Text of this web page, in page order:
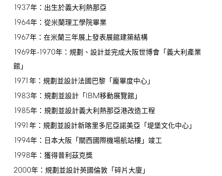
1937年：出生於義大利熱那亞
1964年：從米蘭理工學院畢業
1967年：在米蘭三年展上發表展館建築結構
1969年-1970年：規劃、設計並完成大阪世博會「義大利產業
館」
1971年：規劃並設計法國巴黎「龐畢度中心」
1983年：規劃並設計「 IBM移動展覽館」
1985年：規劃並設計義大利熱那亞港改造工程
1991年：規劃並設計新喀里多尼亞諾美亞「堤堡文化中心」
1994年：日本大阪「關西國際機場航站樓」竣工
1998年：獲得普利茲克獎
2000年：規劃並設計英國倫敦「碎片大廈」